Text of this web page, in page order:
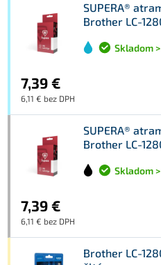
SUPERA®
Brother LC-
Skladom
7,39 €
6,11 € bez DPH
SUPERA®
Brother LC-
Skladom
7,39 €
6,11 € bez DPH
Brother LC-